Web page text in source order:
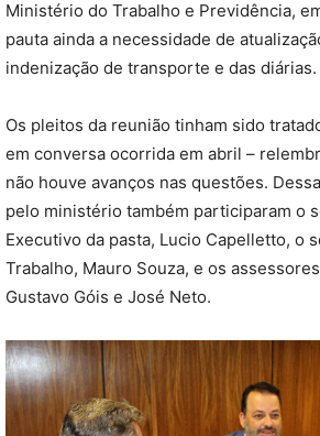
Ministério do Trabalho e Previdência,
pauta ainda a necessidade de
indenização de transporte e das diárias.
Os pleitos da reunião tinham sido
em conversa ocorrida em abril –
não houve avanços nas questões.
pelo ministério também participaram o
Executivo da pasta, Lucio Capelletto, o
Trabalho, Mauro Souza, e os
Gustavo Góis e José Neto.